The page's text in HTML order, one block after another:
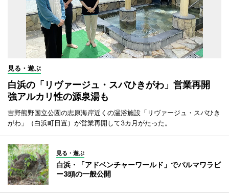
見る・遊ぶ
白浜の「リヴァージュ・スパひきがわ」営業再開
強アルカリ性の源泉湯も
吉野熊野国立公園の志原海岸近くの温浴施設「リヴァージュ・スパひき
がわ」（白浜町日置）が営業再開して3カ月がたった。
見る・遊ぶ
白浜・「アドベンチャーワールド」でパルマワラビ
ー3頭の一般公開